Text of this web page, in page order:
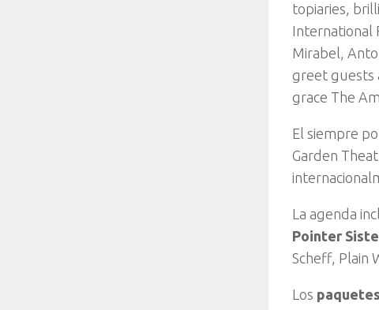
topiaries,
International
Mirabel,
greet guests
grace The
El siempre
Garden
La agenda
Pointer
Scheff, Plain
Los